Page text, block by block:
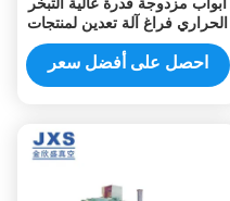
الحراري فراغ آلة تعدين لمنتجات
البلاستيك ABS PP الكمبيوتر
احصل على أفضل سعر